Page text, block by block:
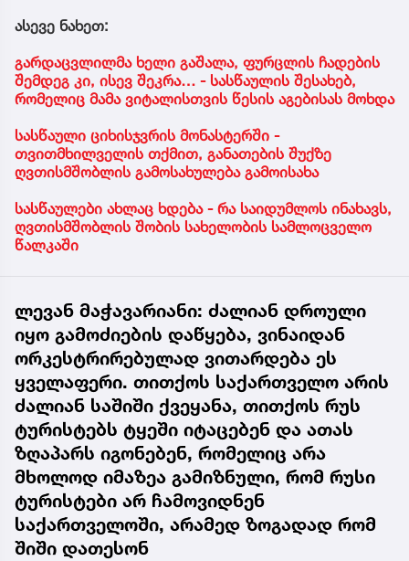
ასევე ნახეთ:
გარდაცვლილმა ხელი გაშალა, ფურცლის ჩადების
შემდეგ კი, ისევ შეკრა… - სასწაულის შესახებ,
რომელიც მამა ვიტალისთვის წესის აგებისას მოხდა
სასწაული ციხისჯვრის მონასტერში -
თვითმხილველის თქმით, განათების შუქზე
ღვთისმშობლის გამოსახულება გამოისახა
სასწაულები ახლაც ხდება - რა საიდუმლოს ინახავს,
ღვთისმშობლის შობის სახელობის სამლოცველო
წალკაში
ლევან მაჭავარიანი: ძალიან დროული
იყო გამოძიების დაწყება, ვინაიდან
ორკესტრირებულად ვითარდება ეს
ყველაფერი. თითქოს საქართველო არის
ძალიან საშიში ქვეყანა, თითქოს რუს
ტურისტებს ტყეში იტაცებენ და ათას
ზღაპარს იგონებენ, რომელიც არა
მხოლოდ იმაზეა გამიზნული, რომ რუსი
ტურისტები არ ჩამოვიდნენ
საქართველოში, არამედ ზოგადად რომ
შიში დათესონ